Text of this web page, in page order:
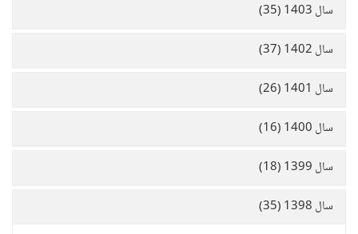
سال 1403 (35)
سال 1402 (37)
سال 1401 (26)
سال 1400 (16)
سال 1399 (18)
سال 1398 (35)